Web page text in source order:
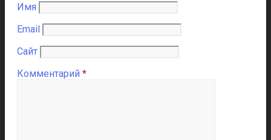
Имя
Email
Сайт
Комментарий *